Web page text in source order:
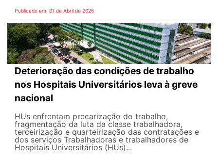
Publicado em: 01 de Abril de 2026
Deterioração das condições de trabalho
nos Hospitais Universitários leva à greve
nacional
HUs enfrentam precarização do trabalho,
fragmentação da luta da classe trabalhadora,
terceirização e quarteirização das contratações e
dos serviços Trabalhadoras e trabalhadores de
Hospitais Universitários (HUs)...